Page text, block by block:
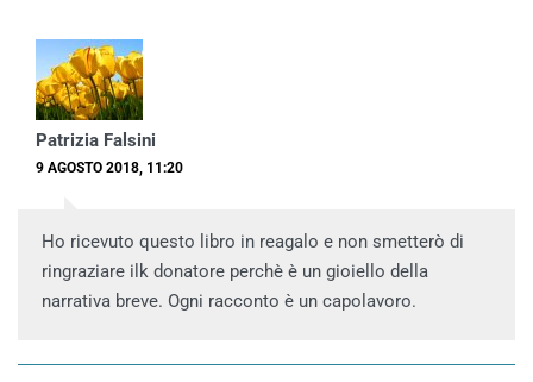
Patrizia Falsini
9 AGOSTO 2018, 11:20
Ho ricevuto questo libro in reagalo e non smetterò di
ringraziare ilk donatore perchè è un gioiello della
narrativa breve. Ogni racconto è un capolavoro.